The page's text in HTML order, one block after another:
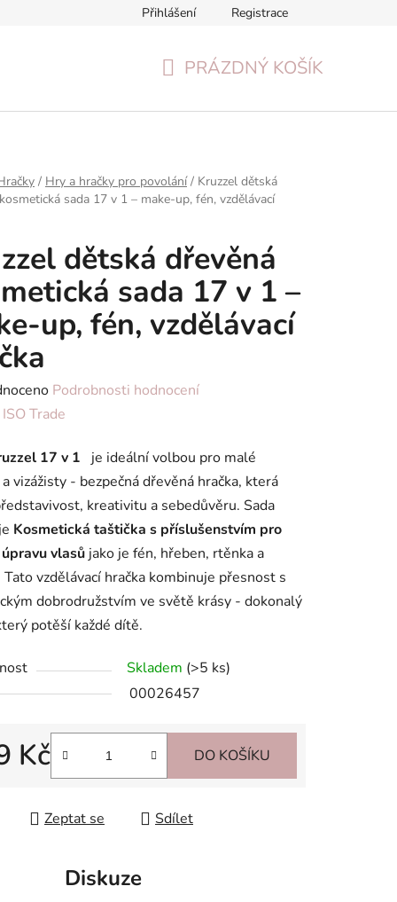
Formulář pro odstoupení od smlouvy Reklamační formulář
Přihlášení Registrace
PRÁZDNÝ KOŠÍK
/ Hry a hračky pro povolání / Kruzzel dětská
sada 17 v 1 – make-up, fén, vzdělávací
dětská dřevěná
sada 17 v 1 –
up, fén, vzdělávací
Podrobnosti hodnocení
ISO Trade
17 v 1
je ideální volbou pro malé
vizážisty - bezpečná dřevěná hračka, která
kreativitu a sebedůvěru. Sada
Kosmetická taštička s příslušenstvím pro
vlasů jako je fén, hřeben, rtěnka a
Tato vzdělávací hračka kombinuje přesnost s
dobrodružstvím ve světě krásy - dokonalý
potěší každé dítě.
Skladem (>5 ks)
00026457
Kč DO KOŠÍKU
Zeptat se Sdílet
Diskuze